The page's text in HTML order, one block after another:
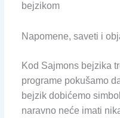
bejzikom
Napomene, saveti i
Kod Sajmons bejzika
programe pokušamo
bejzik dobićemo
naravno neće imati